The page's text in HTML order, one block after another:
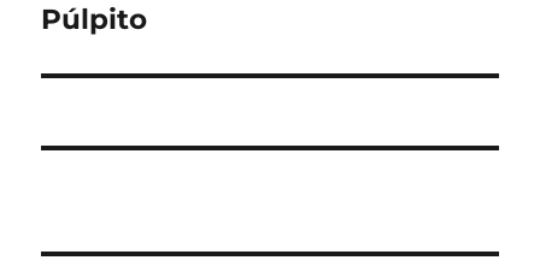
Púlpito